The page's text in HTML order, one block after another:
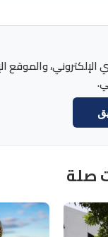
والموقع
صلة